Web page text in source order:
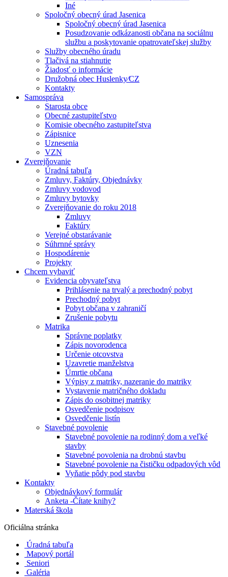
Iné
Spoločný obecný úrad Jasenica
Spoločný obecný úrad Jasenica
Posudzovanie odkázanosti občana na sociálnu
službu a poskytovanie opatrovateľskej služby
Služby obecného úradu
Tlačivá na stiahnutie
Žiadosť o informácie
Družobná obec Huslenky⁄CZ
Kontakty
Samospráva
Starosta obce
Obecné zastupiteľstvo
Komisie obecného zastupiteľstva
Zápisnice
Uznesenia
VZN
Zverejňovanie
Úradná tabuľa
Zmluvy, Faktúry, Objednávky
Zmluvy vodovod
Zmluvy bytovky
Zverejňovanie do roku 2018
Zmluvy
Faktúry
Verejné obstarávanie
Súhrnné správy
Hospodárenie
Projekty
Chcem vybaviť
Evidencia obyvateľstva
Prihlásenie na trvalý a prechodný pobyt
Prechodný pobyt
Pobyt občana v zahraničí
Zrušenie pobytu
Matrika
Správne poplatky
Zápis novorodenca
Určenie otcovstva
Uzavretie manželstva
Úmrtie občana
Výpisy z matriky, nazeranie do matriky
Vystavenie matričného dokladu
Zápis do osobitnej matriky
Osvedčenie podpisov
Osvedčenie listín
Stavebné povolenie
Stavebné povolenie na rodinný dom a veľké
stavby
Stavebné povolenia na drobnú stavbu
Stavebné povolenie na čističku odpadových vôd
Vyňatie pôdy pod stavbu
Kontakty
Objednávkový formulár
Anketa -Čítate knihy?
Materská škola
Oficiálna stránka
Úradná tabuľa
Mapový portál
Seniori
Galéria